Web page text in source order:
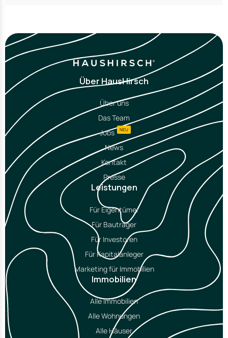
Über HausHirsch
Über uns
Das Team
Jobs
NEU
News
Kontakt
Presse
Leistungen
Für Eigentümer
Für Bauträger
Für Investoren
Für Kapitalanleger
Marketing für Immobilien
Immobilien
Alle Immobilien
Alle Wohnungen
Alle Häuser